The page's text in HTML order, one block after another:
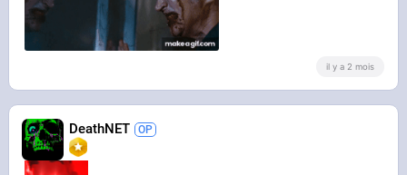
HURRY UP !!!
il y a 2 mois
DeathNET